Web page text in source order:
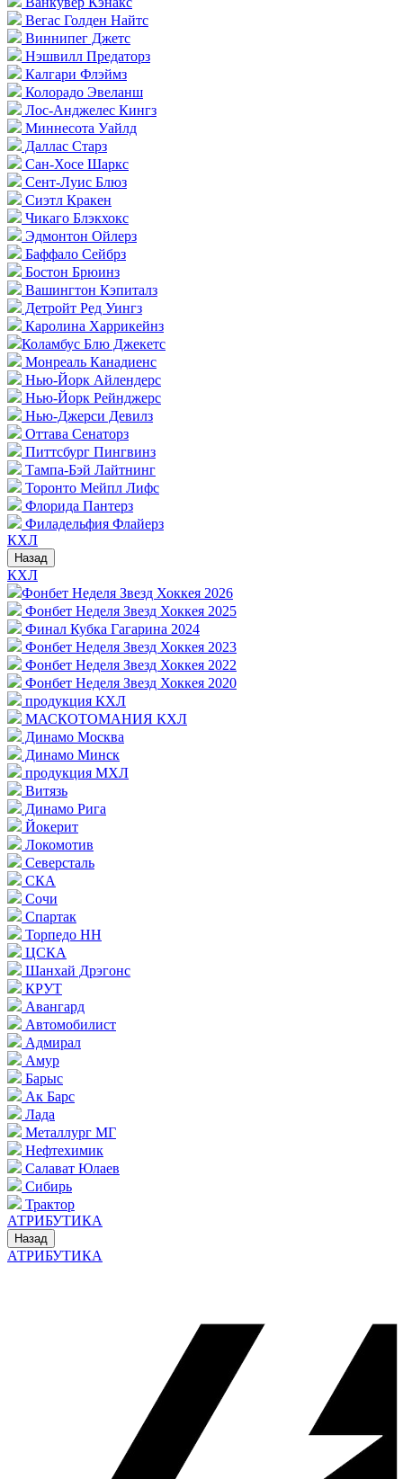
Вегас Голден Найтс
Виннипег Джетс
Нэшвилл Предаторз
Калгари Флэймз
Колорадо Эвеланш
Лос-Анджелес Кингз
Миннесота Уайлд
Даллас Старз
Сан-Хосе Шаркс
Сент-Луис Блюз
Сиэтл Кракен
Чикаго Блэкхокс
Эдмонтон Ойлерз
Баффало Сейбрз
Бостон Брюинз
Вашингтон Кэпиталз
Детройт Ред Уингз
Каролина Харрикейнз
Коламбус Блю Джекетс
Монреаль Канадиенс
Нью-Йорк Айлендерс
Нью-Йорк Рейнджерс
Нью-Джерси Девилз
Оттава Сенаторз
Питтсбург Пингвинз
Тампа-Бэй Лайтнинг
Торонто Мейпл Лифс
Флорида Пантерз
Филадельфия Флайерз
КХЛ
Назад
КХЛ
Фонбет Неделя Звезд Хоккея 2026
Фонбет Неделя Звезд Хоккея 2025
Финал Кубка Гагарина 2024
Фонбет Неделя Звезд Хоккея 2023
Фонбет Неделя Звезд Хоккея 2022
Фонбет Неделя Звезд Хоккея 2020
продукция КХЛ
МАСКОТОМАНИЯ КХЛ
Динамо Москва
Динамо Минск
продукция МХЛ
Витязь
Динамо Рига
Йокерит
Локомотив
Северсталь
СКА
Сочи
Спартак
Торпедо НН
ЦСКА
Шанхай Дрэгонс
КРУТ
Авангард
Автомобилист
Адмирал
Амур
Барыс
Ак Барс
Лада
Металлург МГ
Нефтехимик
Салават Юлаев
Сибирь
Трактор
АТРИБУТИКА
Назад
АТРИБУТИКА